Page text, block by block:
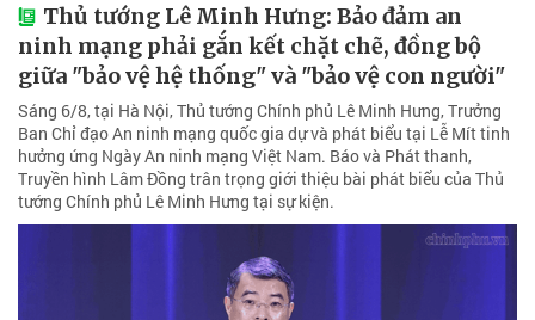
Thủ tướng Lê Minh Hưng: Bảo đảm an
ninh mạng phải gắn kết chặt chẽ, đồng bộ
giữa "bảo vệ hệ thống" và "bảo vệ con người"
Sáng 6/8, tại Hà Nội, Thủ tướng Chính phủ Lê Minh Hưng, Trưởng
Ban Chỉ đạo An ninh mạng quốc gia dự và phát biểu tại Lễ Mít tinh
hưởng ứng Ngày An ninh mạng Việt Nam. Báo và Phát thanh,
Truyền hình Lâm Đồng trân trọng giới thiệu bài phát biểu của Thủ
tướng Chính phủ Lê Minh Hưng tại sự kiện.